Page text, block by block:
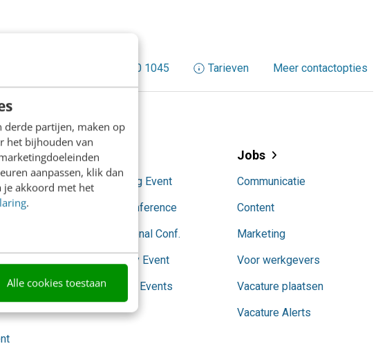
derde partijen, maken op
het bijhouden van
aanpassen, klik dan
je akkoord met het
.
Alle cookies toestaan
+31 30 200 1045 Tarieven Meer contactopties
Events
AI Marketing Event
Content Conference
Conversational Conf.
SocialToday Event
Partnership Events
Jobs
Communicatie
Content
Marketing
Voor werkgevers
Vacature plaatsen
Vacature Alerts